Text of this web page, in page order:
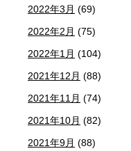
2022年3月 (69)
2022年2月 (75)
2022年1月 (104)
2021年12月 (88)
2021年11月 (74)
2021年10月 (82)
2021年9月 (88)